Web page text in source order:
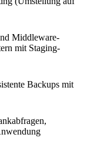
Middleware-
mit Staging-
Backups mit